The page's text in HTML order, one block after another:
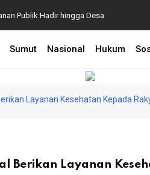
Publik Hadir hingga Desa
Sumut Nasional Hukum
Layanan Kesehatan Kepada
Berikan Layanan